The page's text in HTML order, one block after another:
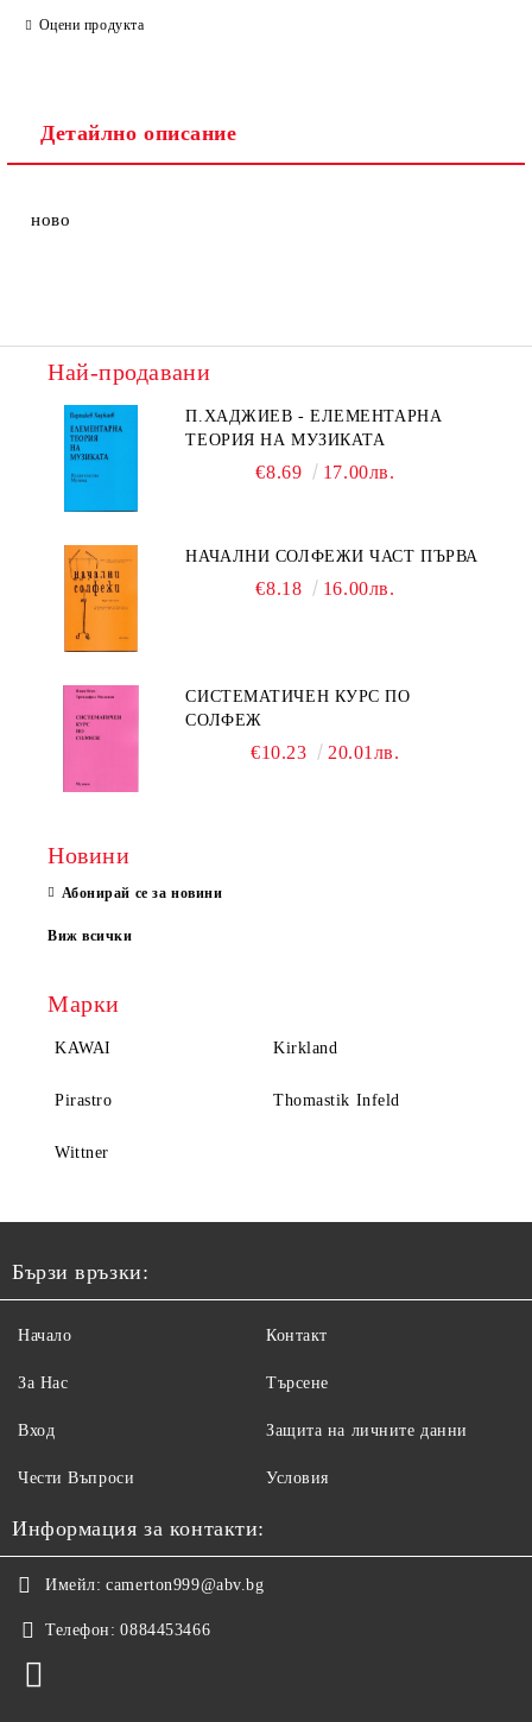
Оцени продукта
Детайлно описание
ново
Най-продавани
П.ХАДЖИЕВ - ЕЛЕМЕНТАРНА
ТЕОРИЯ НА МУЗИКАТА
€8.69 17.00лв.
НАЧАЛНИ СОЛФЕЖИ ЧАСТ ПЪРВА
€8.18 16.00лв.
СИСТЕМАТИЧЕН КУРС ПО
СОЛФЕЖ
€10.23 20.01лв.
Новини
Абонирай се за новини
Виж всички
Марки
KAWAI Kirkland
Pirastro Thomastik Infeld
Wittner
Бързи връзки:
Начало
За Нас
Вход
Чести Въпроси
Контакт
Търсене
Защита на личните данни
Условия
Информация за контакти:
Имейл: camerton999@abv.bg
Телефон: 0884453466